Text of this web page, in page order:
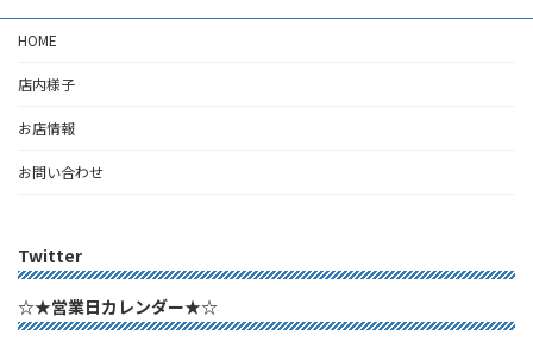
HOME
店内様子
お店情報
お問い合わせ
Twitter
☆★営業日カレンダー★☆